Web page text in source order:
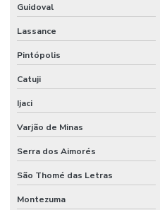
Guidoval
Lassance
Pintópolis
Catuji
Ijaci
Varjão de Minas
Serra dos Aimorés
São Thomé das Letras
Montezuma